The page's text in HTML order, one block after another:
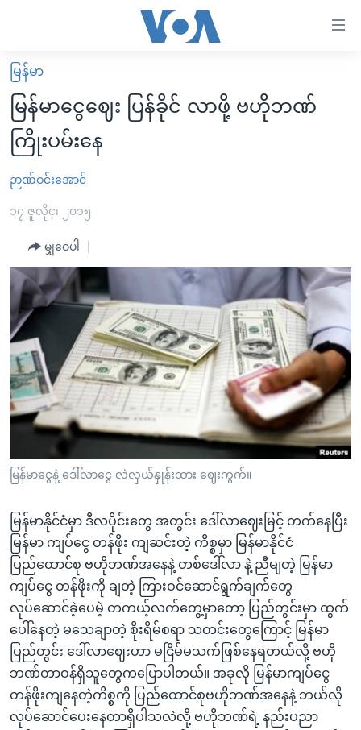
လွယ်ကူ
စေ
သည့်
Link
များ
ပင်မ
ကျော်
ကြည့်
ရန်
ပင်မ
အ
ညွန်း
စာမျက်နှာ
ကြည့်
ရှာဖွေ
ရန်
နေရာ
သို့
ကျော်
ရန်
မူလစာမျက်နှာ
မြန်မာ
ကမ္ဘာ့သတင်းများ
နိုင်ငံတကာ
အစ္စရေး-ပါလက်စတိုင်း
ဗွီဒီယို
အင်္ဂလိပ်စာလေ့လာမယ်
အမေရိကန်သုံးအီဒီယံ
မကြေးမုံရဲ့ အင်္ဂလိပ်စာ
ရုပ်ရှင်ထဲက အင်္ဂလိပ်စာ
သုတပဒေသာ အင်္ဂလိပ်စာ
အပတ်စဉ်ကဏ္ဍများ
ရေဒီယို
တီဗွီ
ရေဒီယိုနှင့်ရုပ်သံ အချက်အလက်များ
ရေဒီယို/တီဗွီအစီအစဉ်
Learning English
ဗွီအိုအေ လူမှုကွန်ယက်များ
ဘာသာစကားများ
မြန်မာ
မြန်မာငွေဈေး ပြန်ခိုင် လာဖို့ ဗဟိုဘဏ်
ကြိုးပမ်းနေ
ဉာဏ်ဝင်းအောင်
၁၇ ဇူလိုင္၊ ၂၀၁၅
မျှဝေပါ
မြန်မာငွေနဲ့ ဒေါ်လာငွေ လဲလှယ်နှုန်းထား ဈေးကွက်။
မြန်မာနိုင်ငံမှာ ဒီလပိုင်းတွေ အတွင်း ဒေါ်လာဈေးမြင့် တက်နေပြီး
မြန်မာ ကျပ်ငွေ တန်ဖိုး ကျဆင်းတဲ့ ကိစ္စမှာ မြန်မာနိုင်ငံ
ပြည်ထောင်စု ဗဟိုဘဏ်အနေနဲ့ တစ်ဒေါ်လာ နဲ့ ညီမျတဲ့ မြန်မာ
ကျပ်ငွေ တန်ဖိုးကို ချတဲ့ ကြားဝင်ဆောင်ရွက်ချက်တွေ
လုပ်ဆောင်ခဲ့ပေမဲ့ တကယ့်လက်တွေ့မှာတော့ ပြည်တွင်းမှာ ထွက်
ပေါ်နေတဲ့ မသေချာတဲ့ စိုးရိမ်စရာ သတင်းတွေကြောင့် မြန်မာ
ပြည်တွင်း ဒေါ်လာဈေးဟာ မငြိမ်မသက်ဖြစ်နေရတယ်လို့ ဗဟို
ဘဏ်တာဝန်ရှိသူတွေကပြောပါတယ်။ အခုလို မြန်မာကျပ်ငွေ
တန်ဖိုးကျနေတဲ့ကိစ္စကို ပြည်ထောင်စုဗဟိုဘဏ်အနေနဲ့ ဘယ်လို
လုပ်ဆောင်ပေးနေတာရှိပါသလဲလို့ ဗဟိုဘဏ်ရဲ့ နည်းပညာ